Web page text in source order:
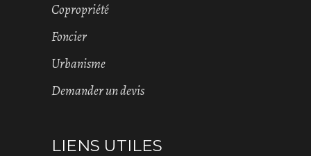
Copropriété
Foncier
Urbanisme
Demander un devis
LIENS UTILES